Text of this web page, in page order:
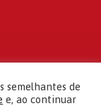
semelhantes de
e, ao continuar